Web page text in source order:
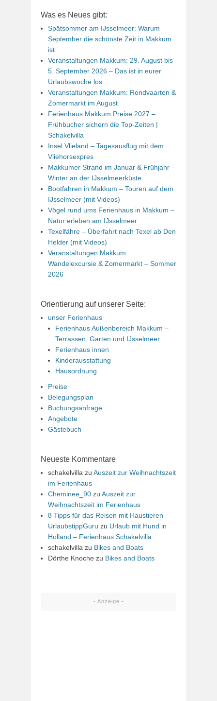
Was es Neues gibt:
Spätsommer am IJsselmeer: Warum
September die schönste Zeit in Makkum
ist
Veranstaltungen Makkum: 29. August bis
5. September 2026 – Das ist in eurer
Urlaubswoche los
Veranstaltungen Makkum: Rondvaarten &
Zomermarkt im August
Ferienhaus Makkum Preise 2027 –
Frühbucher sichern die Top-Zeiten |
Schakelvilla
Insel Vlieland – Tagesausflug mit dem
Vliehorsexpres
Makkumer Strand im Januar & Frühjahr –
Winter an der IJsselmeerküste
Bootfahren in Makkum – Touren auf dem
IJsselmeer (mit Videos)
Vögel rund ums Ferienhaus in Makkum –
Natur erleben am IJsselmeer
Texelfähre – Überfahrt nach Texel ab Den
Helder (mit Videos)
Veranstaltungen Makkum:
Wandelexcursie & Zomermarkt – Sommer
2026
Orientierung auf unserer Seite:
unser Ferienhaus
Ferienhaus Außenbereich Makkum –
Terrassen, Garten und IJsselmeer
Ferienhaus innen
Kinderausstattung
Hausordnung
Preise
Belegungsplan
Buchungsanfrage
Angebote
Gästebuch
Neueste Kommentare
schakelvilla zu Auszeit zur Weihnachtszeit
im Ferienhaus
Cheminee_90 zu Auszeit zur
Weihnachtszeit im Ferienhaus
8 Tipps für das Reisen mit Haustieren –
UrlaubstippGuru zu Urlaub mit Hund in
Holland – Ferienhaus Schakelvilla
schakelvilla zu Bikes and Boats
Dörthe Knoche zu Bikes and Boats
- Anzeige -